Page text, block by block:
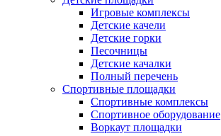
Игровые комплексы
Детские качели
Детские горки
Песочницы
Детские качалки
Полный перечень
Спортивные площадки
Спортивные комплексы
Спортивное оборудование
Воркаут площадки